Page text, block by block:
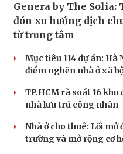
Genera by The Solia:
đón xu hướng dịch
từ trung tâm
Mục tiêu 114 dự án: Hà
điểm nghẽn nhà ở xã
TP.HCM rà soát 16
nhà lưu trú công nhân
Nhà ở cho thuê: Lối mở
trường và mở rộng cơ